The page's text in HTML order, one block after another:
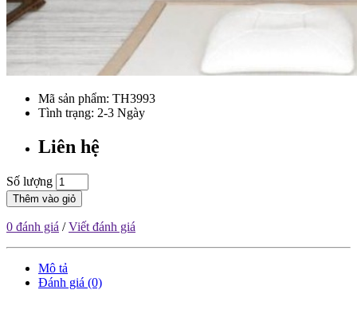
Mã sản phẩm: TH3993
Tình trạng: 2-3 Ngày
Liên hệ
Số lượng
Thêm vào giỏ
0 đánh giá /Viết đánh giá
Mô tả
Đánh giá (0)